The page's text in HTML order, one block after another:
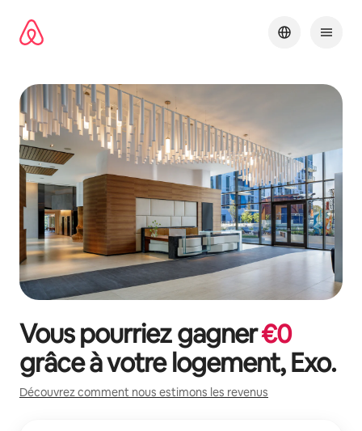
directement
Vous pourriez gagner€0
grâce à votre logement,Exo.
Découvrez comment nous estimons les revenus